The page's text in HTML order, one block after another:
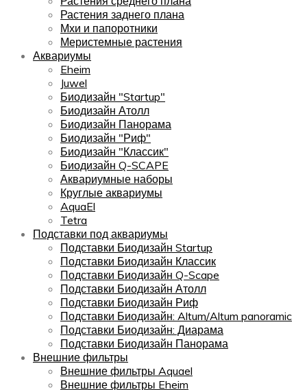
Растения заднего плана
Мхи и папоротники
Меристемные растения
Аквариумы
Eheim
Juwel
Биодизайн "Startup"
Биодизайн Атолл
Биодизайн Панорама
Биодизайн "Риф"
Биодизайн "Классик"
Биодизайн Q-SCAPE
Аквариумные наборы
Круглые аквариумы
AquaEl
Tetra
Подставки под аквариумы
Подставки Биодизайн Startup
Подставки Биодизайн Классик
Подставки Биодизайн Q-Scape
Подставки Биодизайн Атолл
Подставки Биодизайн Риф
Подставки Биодизайн: Altum/Altum panoramic
Подставки Биодизайн: Диарама
Подставки Биодизайн Панорама
Внешние фильтры
Внешние фильтры Aquael
Внешние фильтры Eheim